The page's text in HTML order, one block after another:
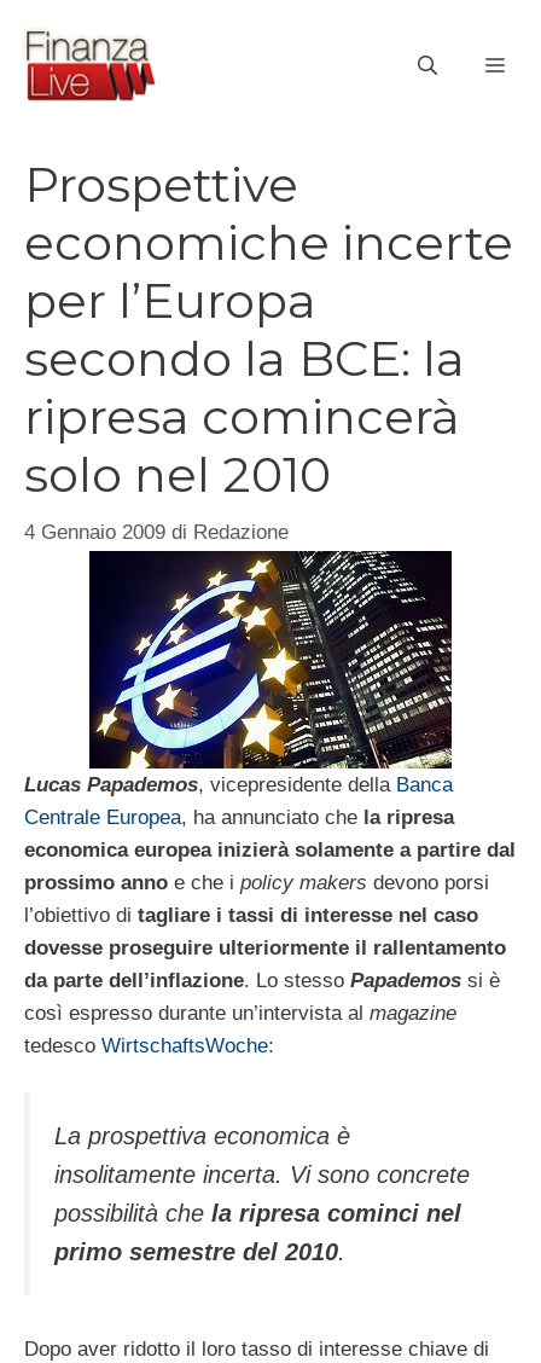
contenuto
Prospettive
economiche incerte
per l’Europa
secondo la BCE: la
ripresa comincerà
solo nel 2010
4 Gennaio 2009 di Redazione
Lucas Papademos, vicepresidente della Banca
Centrale Europea, ha annunciato che la ripresa
economica europea inizierà solamente a partire dal
prossimo anno e che i policy makers devono porsi
l’obiettivo di tagliare i tassi di interesse nel caso
dovesse proseguire ulteriormente il rallentamento
da parte dell’inflazione. Lo stesso Papademos si è
così espresso durante un’intervista al magazine
tedesco WirtschaftsWoche:
La prospettiva economica è
insolitamente incerta. Vi sono concrete
possibilità che la ripresa cominci nel
primo semestre del 2010.
Dopo aver ridotto il loro tasso di interesse chiave di